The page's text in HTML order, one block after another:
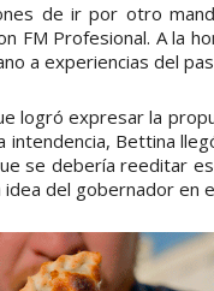
de ir por otro
FM Profesional. A la
a experiencias del
logró expresar la
intendencia, Bettina
se debería reeditar
del gobernador en